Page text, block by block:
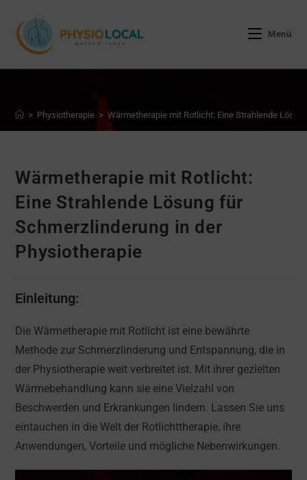
Inhalt
springen
Menü
> Physiotherapie > Wärmetherapie mit Rotlicht: Eine Strahlende
Wärmetherapie mit Rotlicht:
Eine Strahlende Lösung für
Schmerzlinderung in der
Physiotherapie
Einleitung:
Die Wärmetherapie mit Rotlicht ist eine bewährte
Methode zur Schmerzlinderung und Entspannung, die in
der Physiotherapie weit verbreitet ist. Mit ihrer gezielten
Wärmebehandlung kann sie eine Vielzahl von
Beschwerden und Erkrankungen lindern. Lassen Sie uns
eintauchen in die Welt der Rotlichttherapie, ihre
Anwendungen, Vorteile und mögliche Nebenwirkungen.